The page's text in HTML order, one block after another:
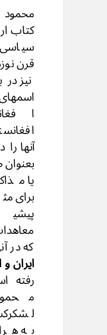
کتاب
سیاسی
قرن
نیز
آنها
یا
برای
که در
ایران
رفته